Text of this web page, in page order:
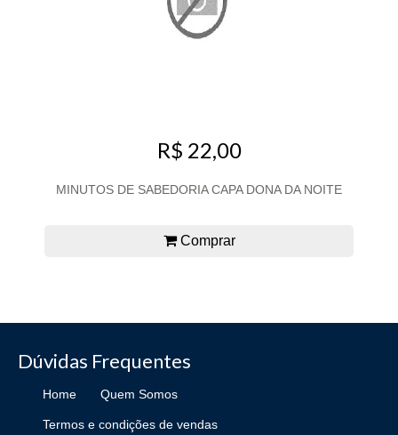
R$ 22,00
MINUTOS DE SABEDORIA CAPA DONA DA NOITE
Comprar
Dúvidas Frequentes
Home Quem Somos
Termos e condições de vendas